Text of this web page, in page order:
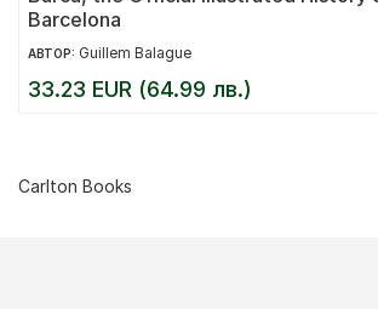
Barcelona
АВТОР: Guillem Balague
33.23 EUR (64.99 лв.)
Carlton Books